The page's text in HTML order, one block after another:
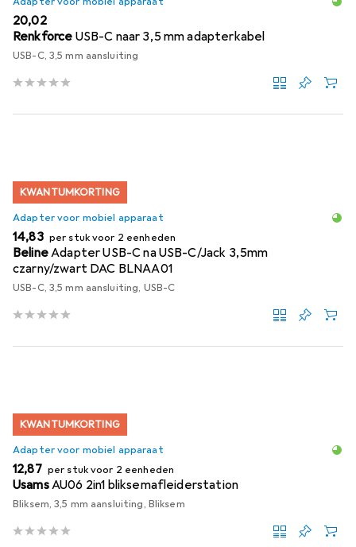
EUR
20,02
Renkforce USB-C naar 3,5 mm adapterkabel
USB-C, 3,5 mm aansluiting
KWANTUMKORTING
Adapter voor mobiel apparaat
EUR
14,83 per stuk voor 2 eenheden
BelineAdapter USB-C na USB-C/Jack 3,5mm
czarny/zwart DAC BLNAA01
USB-C, 3,5 mm aansluiting, USB-C
KWANTUMKORTING
Adapter voor mobiel apparaat
EUR
12,87 per stuk voor 2 eenheden
UsamsAU06 2in1 bliksemafleiderstation
Bliksem, 3,5 mm aansluiting, Bliksem